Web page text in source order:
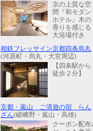
京の上質な空
間『和モダン
ホテル』木の
香りを感じる
大浴場付き
相鉄フレッサイン京都四条烏丸
(河原町・烏丸・大宮周辺)
【四条駅から
徒歩２分】
京都・嵐山 ご清遊の宿 らん
ざん(嵯峨野・嵐山・高雄)
クーポン配布